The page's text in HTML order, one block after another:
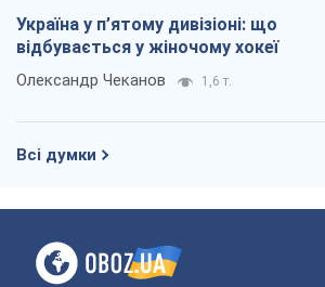
Україна у п’ятому дивізіоні: що
відбувається у жіночому хокеї
Олександр Чеканов 1,6 т.
Всі думки